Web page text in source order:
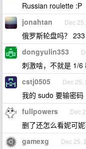
Russian roulette :P
jonahtan Dec
俄罗斯轮盘吗？ 233
dongyulin353
刺激啥，不就是 1/6
cstj0505 Dec 25,
我的 sudo 要输密码
fullpowers Dec
删了还怎么看妮可
gamexg Dec 25,